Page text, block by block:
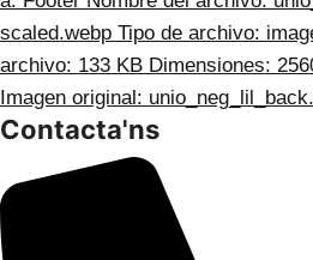
Contacta'ns